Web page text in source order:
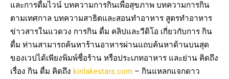
และการดื่มไวน์ บทความการกินเพื่อสุขภาพ บทความการกิน
ตามเทศกาล บทความสาธิตและสอนทำอาหาร สูตรทำอาหาร
ข่าวสารในแวดวง การกิน ดื่ม คลิปและวีดิโอ เกี่ยวกับการ กิน
ดื่ม ท่านสามารถค้นหาร้านอาหารผ่านแถบค้นหาด้านบนสุด
ของเวปได้เพียงพิมพ์ชื่อร้าน หรือประเภทอาหาร และย่าน คิดถึง
เรื่อง กิน ดื่ม คิดถึง kinlakestars.com – กินแหลกแจกดาว